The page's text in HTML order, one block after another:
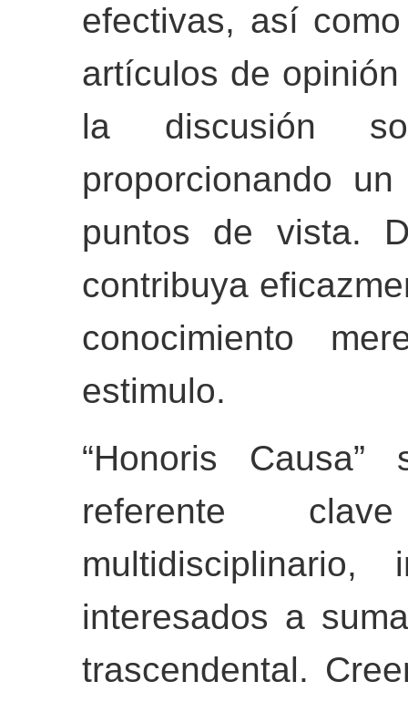
efectivas, así
artículos de
la discusión
proporcionando
puntos de vista.
contribuya
conocimiento
estimulo.
“Honoris
referente
interesados a
trascendental.